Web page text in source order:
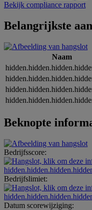
Bekijk compliance rapport
Belangrijkste
Naam
Beknopte
Bedrijfsscore:
Bedrijfslimiet:
Datum scorewijziging: